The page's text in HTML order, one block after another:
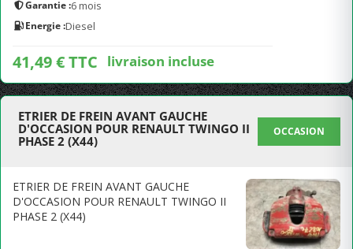
Garantie :6 mois
Energie :Diesel
41,49 € TTC livraison incluse
ETRIER DE FREIN AVANT GAUCHE
D'OCCASION POUR RENAULT TWINGO II
PHASE 2 (X44)
OCCASION
ETRIER DE FREIN AVANT GAUCHE
D'OCCASION POUR RENAULT TWINGO II
PHASE 2 (X44)